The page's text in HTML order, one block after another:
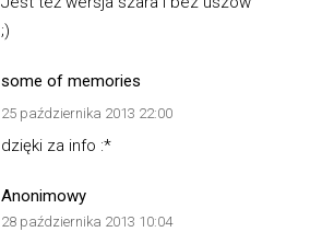
;)
some of memories
25 października 2013 22:00
dzięki za info :*
Anonimowy
28 października 2013 10:04